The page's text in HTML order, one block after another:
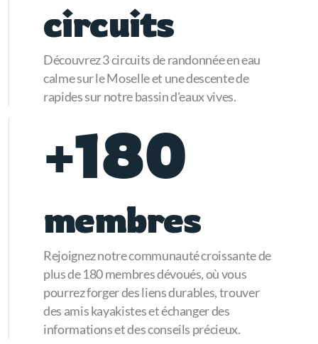
circuits
Découvrez 3 circuits de randonnée en eau
calme sur le Moselle et une descente de
rapides sur notre bassin d'eaux vives.
+180
membres
Rejoignez notre communauté croissante de
plus de 180 membres dévoués, où vous
pourrez forger des liens durables, trouver
des amis kayakistes et échanger des
informations et des conseils précieux.